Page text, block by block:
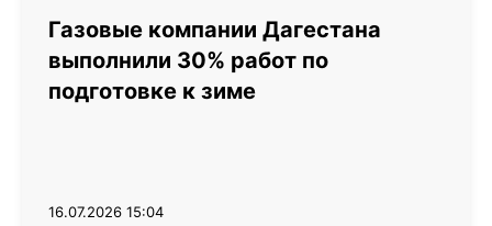
Газовые компании Дагестана
выполнили 30% работ по
подготовке к зиме
16.07.2026 15:04